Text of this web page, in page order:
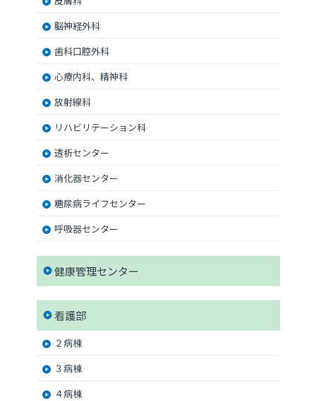
脳神経外科
歯科口腔外科
心療内科、精神科
放射線科
リハビリテーション科
透析センター
消化器センター
糖尿病ライフセンター
呼吸器センター
健康管理センター
看護部
２病棟
３病棟
４病棟